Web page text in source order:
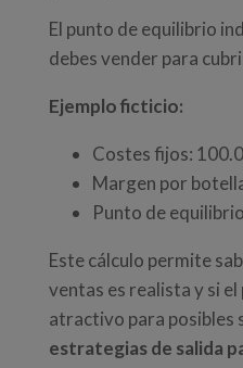
El punto de equilibrio
debes vender para
Ejemplo ficticio:
Costes fijos:
Margen por
Punto de
Este cálculo permite
ventas es realista y si
atractivo para posibles
estrategias de salida